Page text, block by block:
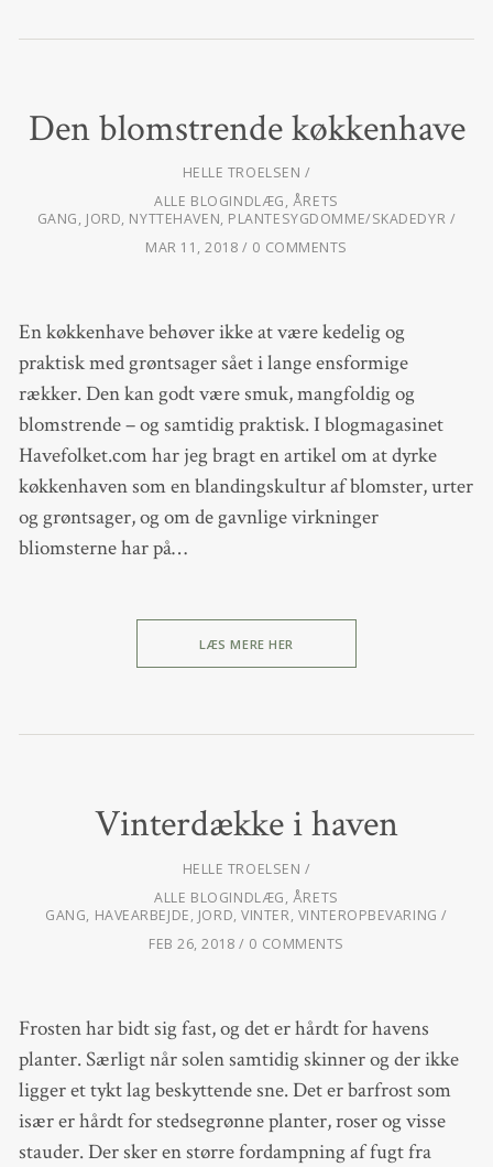
Den blomstrende køkkenhave
HELLE TROELSEN
ALLE BLOGINDLÆG, ÅRETS
GANG, JORD, NYTTEHAVEN, PLANTESYGDOMME/SKADEDYR
MAR 11, 2018
0 COMMENTS
En køkkenhave behøver ikke at være kedelig og
praktisk med grøntsager sået i lange ensformige
rækker. Den kan godt være smuk, mangfoldig og
blomstrende – og samtidig praktisk. I blogmagasinet
Havefolket.com har jeg bragt en artikel om at dyrke
køkkenhaven som en blandingskultur af blomster, urter
og grøntsager, og om de gavnlige virkninger
bliomsterne har på…
LÆS MERE HER
Vinterdække i haven
HELLE TROELSEN
ALLE BLOGINDLÆG, ÅRETS
GANG, HAVEARBEJDE, JORD,VINTER, VINTEROPBEVARING
FEB 26, 2018
0 COMMENTS
Frosten har bidt sig fast, og det er hårdt for havens
planter. Særligt når solen samtidig skinner og der ikke
ligger et tykt lag beskyttende sne. Det er barfrost som
især er hårdt for stedsegrønne planter, roser og visse
stauder. Der sker en større fordampning af fugt fra